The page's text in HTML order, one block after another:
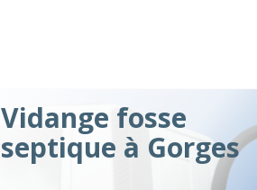
Vidange fosse
septique à Gorges